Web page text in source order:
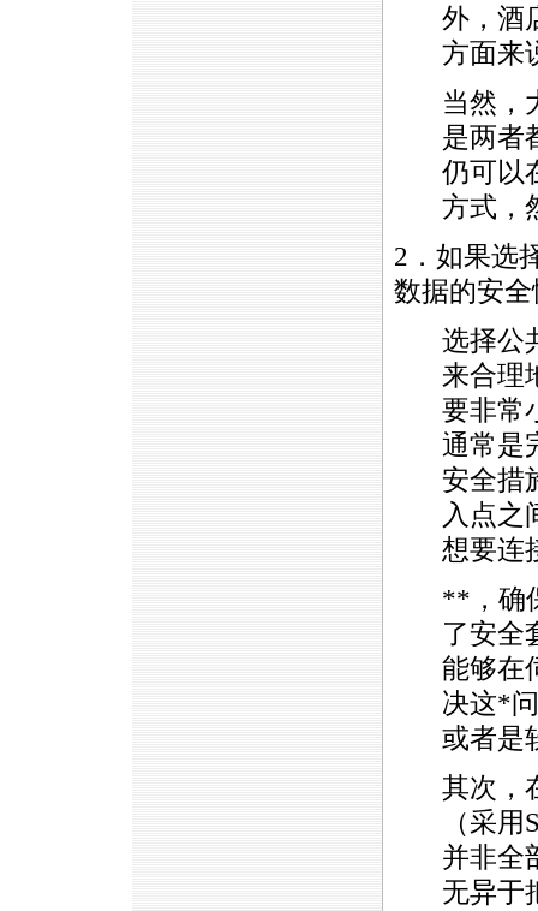
外，酒
方面来
当然，
是两者
仍可以
方式，
2．如果选
数据的安
选择公
来合理
要非常
通常是
安全措
入点之
想要连
** ，
了安全
能够在
决这*
或者是
其次，
（采
并非全
无异于